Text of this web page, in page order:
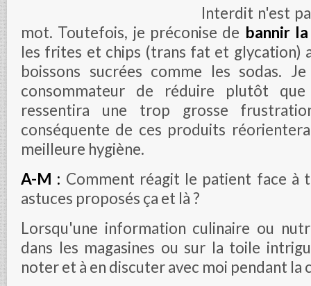
Interdit n'est
mot. Toutefois, je préconise de bannir
les frites et chips (trans fat et glycation)
boissons sucrées comme les sodas.
consommateur de réduire plutôt
ressentira une trop grosse
conséquente de ces produits
meilleure hygiène.
A-M : Comment réagit le patient face à
astuces proposés ça et là ?
Lorsqu'une information culinaire ou
dans les magasines ou sur la toile
noter et à en discuter avec moi pendant la